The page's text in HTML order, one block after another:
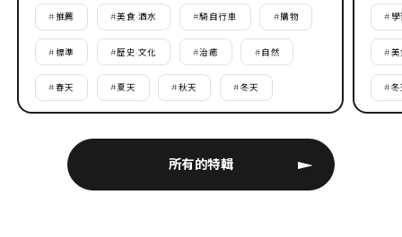
所有的特輯
#推薦 #美食·酒水 #騎自行車 #購物
#標準 #歷史·文化 #治癒 #自然
#春天 #夏天 #秋天 #冬天
# 學
#美
#冬